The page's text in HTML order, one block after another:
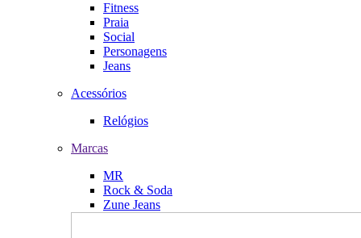
Fitness
Praia
Social
Personagens
Jeans
Acessórios
Relógios
Marcas
MR
Rock & Soda
Zune Jeans